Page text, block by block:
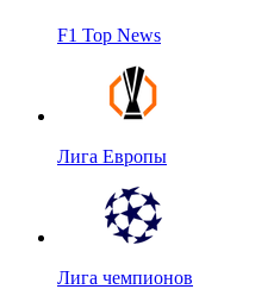
F1 Top News
Лига Европы
Лига чемпионов